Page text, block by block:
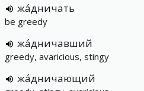
жа́дничать
be greedy
жа́дничавший
greedy, avaricious, stingy
жа́дничающий